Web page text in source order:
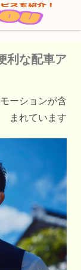
利な配車ア
ーションが含
まれています